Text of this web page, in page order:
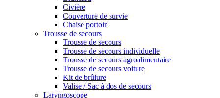
Civière
Couverture de survie
Chaise portoir
Trousse de secours
Trousse de secours
Trousse de secours individuelle
Trousse de secours agroalimentaire
Trousse de secours voiture
Kit de brûlure
Valise / Sac à dos de secours
Laryngoscope